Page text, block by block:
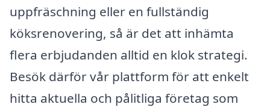
uppfräschning eller en fullständig
köksrenovering, så är det att inhämta
flera erbjudanden alltid en klok strategi.
Besök därför vår plattform för att enkelt
hitta aktuella och pålitliga företag som